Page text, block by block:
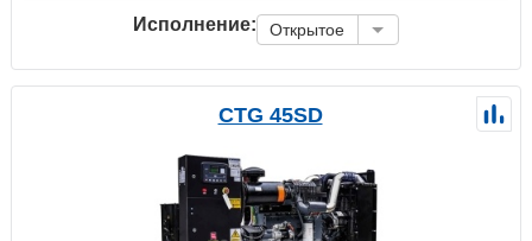
Исполнение: Открытое
CTG 45SD